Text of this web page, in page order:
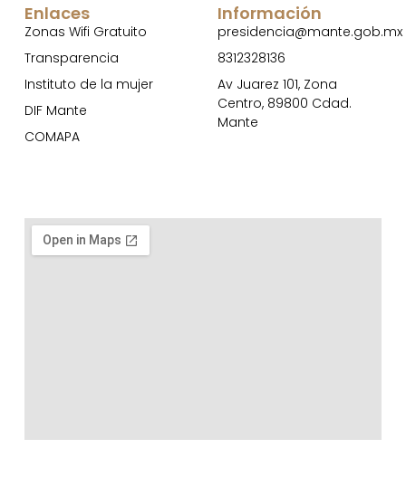
Enlaces
Zonas Wifi Gratuito
Transparencia
Instituto de la mujer
DIF Mante
COMAPA
Información
presidencia@mante.gob.mx
8312328136
Av Juarez 101, Zona
Centro, 89800 Cdad.
Mante